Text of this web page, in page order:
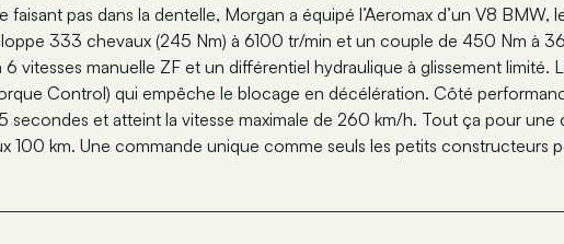
pas dans la dentelle, Morgan a équipé l’Aeromax d’un V8 BMW,
333 chevaux (245 Nm) à 6100 tr/min et un couple de 450 Nm à
vitesses manuelle ZF et un différentiel hydraulique à glissement limité.
Control) qui empêche le blocage en décélération. Côté
secondes et atteint la vitesse maximale de 260 km/h. Tout ça pour une
100 km. Une commande unique comme seuls les petits constructeurs